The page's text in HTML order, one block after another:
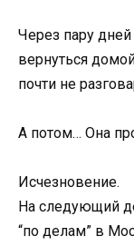
Через пару
вернуться
почти не
А потом… Она
Исчезновение.
На следующий
“по делам” в